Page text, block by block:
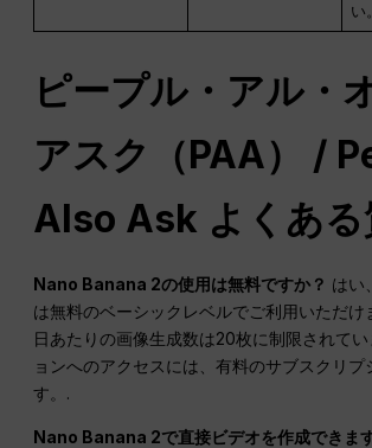
い
ピープル・アル・
アスク（PAA） /
Also Ask よくある
Nano Banana 2の使用は無料ですか？ はい
は無料のベーシックレベルでご利用いただけ
日あたりの画像生成数は20枚に制限されて
ョンへのアクセスには、有料のサブスクリプ
す。.
Nano Banana 2で直接ビデオを作成できま